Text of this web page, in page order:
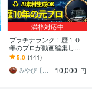
満枠対応中
プラチナランク！歴１０
年のプロが動画編集しま
す 【修正無制限】歴１０
年のプロが高品質編集！
ＡＩ素材生成も
5.0 (141)
みやび【動画編集者】
10,000 円